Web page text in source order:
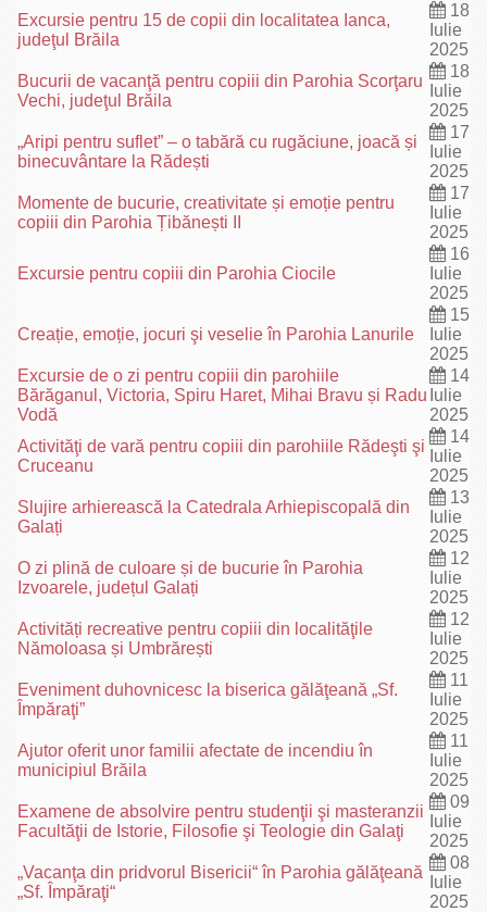
Excursie pentru 15 de copii din localitatea Ianca,
judeţul Brăila
18
Iulie
2025
Bucurii de vacanţă pentru copiii din Parohia Scorţaru
Vechi, judeţul Brăila
18
Iulie
2025
„Aripi pentru suflet” – o tabără cu rugăciune, joacă și
binecuvântare la Rădești
17
Iulie
2025
Momente de bucurie, creativitate și emoție pentru
copiii din Parohia Țibănești II
17
Iulie
2025
Excursie pentru copiii din Parohia Ciocile
16
Iulie
2025
Creație, emoție, jocuri şi veselie în Parohia Lanurile
15
Iulie
2025
Excursie de o zi pentru copiii din parohiile
Bărăganul, Victoria, Spiru Haret, Mihai Bravu și Radu
Vodă
14
Iulie
2025
Activităţi de vară pentru copiii din parohiile Rădeşti şi
Cruceanu
14
Iulie
2025
Slujire arhierească la Catedrala Arhiepiscopală din
Galați
13
Iulie
2025
O zi plină de culoare și de bucurie în Parohia
Izvoarele, județul Galați
12
Iulie
2025
Activități recreative pentru copiii din localităţile
Nămoloasa și Umbrărești
12
Iulie
2025
Eveniment duhovnicesc la biserica gălăţeană „Sf.
Împăraţi”
11
Iulie
2025
Ajutor oferit unor familii afectate de incendiu în
municipiul Brăila
11
Iulie
2025
Examene de absolvire pentru studenţii şi masteranzii
Facultăţii de Istorie, Filosofie şi Teologie din Galaţi
09
Iulie
2025
„Vacanţa din pridvorul Bisericii“ în Parohia gălăţeană
„Sf. Împăraţi“
08
Iulie
2025